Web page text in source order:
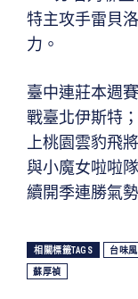
特主攻手雷貝
力。
臺中連莊本週
戰臺北伊斯特
上桃園雲豹飛
與小魔女啦啦
續開季連勝氣勢
相關標籤TAGS 台味
蘇厚禎